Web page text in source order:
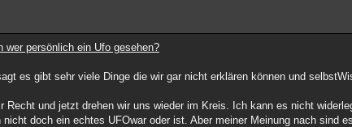
wer persönlich ein Ufo gesehen?
es gibt sehr viele Dinge die wir gar nicht erklären können und
Recht und jetzt drehen wir uns wieder im Kreis. Ich kann es nicht
nicht doch ein echtes UFOwar oder ist. Aber meiner Meinung nach sind